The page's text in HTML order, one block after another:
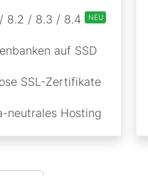
/ 8.2 / 8.3 / 8.4 NEU
auf SSD
SSL-Zertifikate
neutrales Hosting